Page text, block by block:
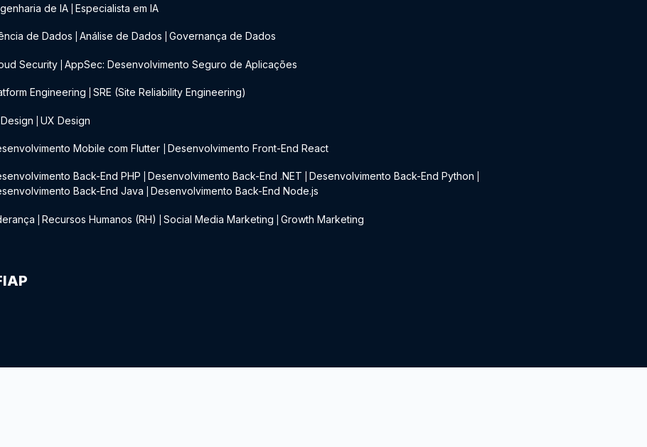
de IA Especialista em IA
de Dados Análise de Dados Governança de Dados
Security AppSec: Desenvolvimento Seguro de Aplicações
Engineering SRE (Site Reliability Engineering)
UX Design
Mobile com Flutter Desenvolvimento Front-End React
Back-End PHP Desenvolvimento Back-End .NET Desenvolvimento Back-End Python
Back-End Java Desenvolvimento Back-End Node.js
Recursos Humanos (RH) Social Media Marketing Growth Marketing